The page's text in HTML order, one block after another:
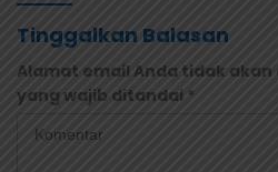
Tinggalkan Balasan
Alamat email Anda tidak
yang wajib ditandai *